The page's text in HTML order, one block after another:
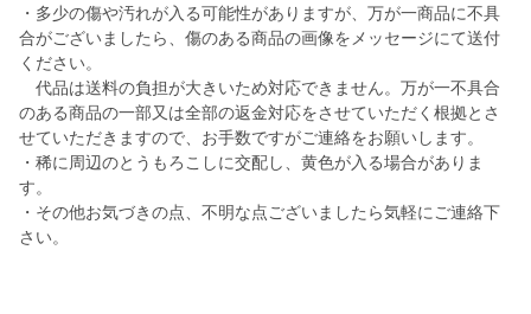
・多少の傷や汚れが入る可能性がありますが、万が一商品に不具
合がございましたら、傷のある商品の画像をメッセージにて送付
ください。
代品は送料の負担が大きいため対応できません。万が一不具合
のある商品の一部又は全部の返金対応をさせていただく根拠とさ
せていただきますので、お手数ですがご連絡をお願いします。
・稀に周辺のとうもろこしに交配し、黄色が入る場合がありま
す。
・その他お気づきの点、不明な点ございましたら気軽にご連絡下
さい。